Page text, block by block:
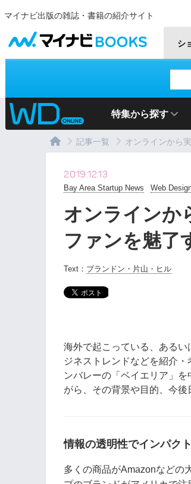
マイナビ出版の雑誌・書籍の紹介サイト
マイナビ
シ
特集から探す
記事一覧 オンラインから
2019.12.13
Bay Area Startup News Web
オンラインか
ファンを魅了
Text： ブランドン・片山・ヒル
海外で起こっている、ある
ジネストレンドなどを紹介
ンバレーの「ベイエリア」
がら、その背景や目的、今後
情報の透明性でインパク
多くの商品がAmazonなどの